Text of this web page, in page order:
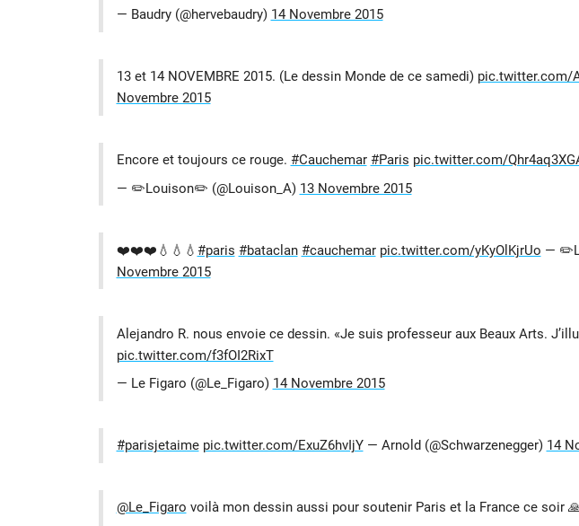
— Baudry (@hervebaudry) 14 Novembre 2015
13 et 14 NOVEMBRE 2015. (Le dessin Monde de ce samedi) pic.twitter.com/
Novembre 2015
Encore et toujours ce rouge. #Cauchemar #Paris pic.twitter.com/
— ✏️Louison✏️ (@Louison_A) 13 Novembre 2015
❤️❤️❤️💧💧💧 #paris #bataclan #cauchemar pic.twitter.com/yKyOlKjrUo —
Novembre 2015
Alejandro R. nous envoie ce dessin. «Je suis professeur aux Beaux Arts.
pic.twitter.com/f3fOI2RixT
— Le Figaro (@Le_Figaro) 14 Novembre 2015
#parisjetaime pic.twitter.com/ExuZ6hvIjY— Arnold (@Schwarzenegger) 14
@Le_Figaro voilà mon dessin aussi pour soutenir Paris et la France ce soir